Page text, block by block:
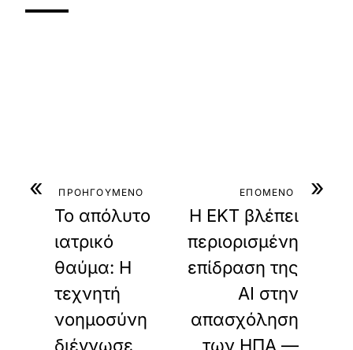
« ΠΡΟΗΓΟΥΜΕΝΟ
Το απόλυτο
ιατρικό
θαύμα: Η
τεχνητή
νοημοσύνη
διέγνωσε
»
ΕΠΟΜΕΝΟ
Η ΕΚΤ βλέπει
περιορισμένη
επίδραση της
AI στην
απασχόληση
των ΗΠΑ —